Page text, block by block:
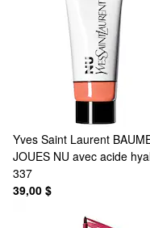
Yves Saint Laurent
JOUES NU avec acide
337
39,00 $